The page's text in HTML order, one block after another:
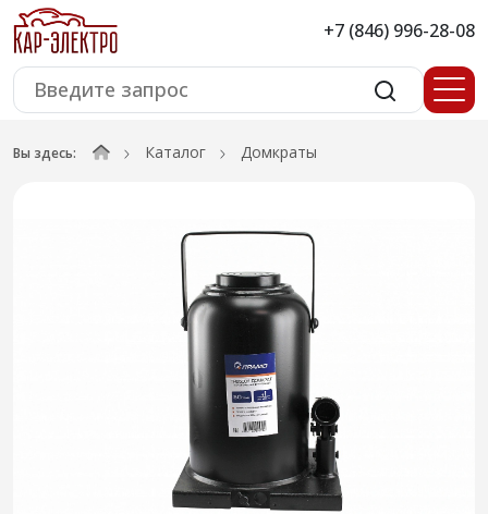
+7 (846) 996-28-08
Вы здесь: Каталог Домкраты